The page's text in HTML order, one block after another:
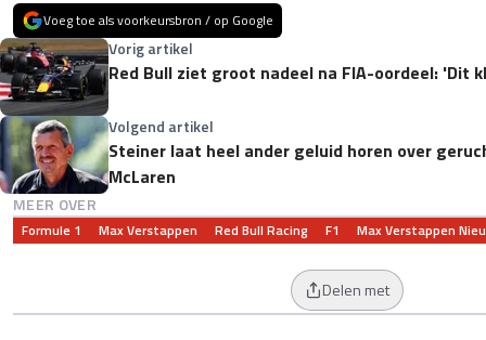
Voeg toe als voorkeursbron / op Google
Vorig artikel
Red Bull ziet groot nadeel na FIA-oordeel: 'Dit
Volgend artikel
Steiner laat heel ander geluid horen over
McLaren
MEER OVER
Formule 1 Max Verstappen Red Bull Racing F1 Max Verstappen
Delen met